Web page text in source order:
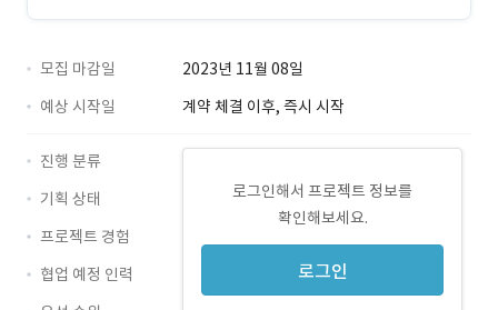
모집 마감일
2023년 11월 08일
예상 시작일
계약 체결 이후, 즉시 시작
로그인해서 프로젝트 정보를
확인해보세요.
로그인
진행 분류
기획 상태
프로젝트 경험
협업 예정 인력